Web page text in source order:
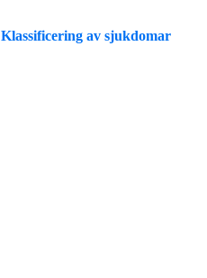
Klassificering av sjukdomar